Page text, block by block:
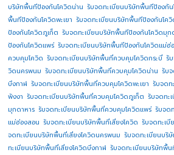
บริษัทพื้นทีป้องกันโควิดน่าน รับจดทะเบียนบริษัทพื้นทีป้องกั
พื้นทีป้องกันโควิดพะเยา รับจดทะเบียนบริษัทพื้นทีป้องกันโค
ป้องกันโควิดภูเก็ต รับจดทะเบียนบริษัทพื้นทีป้องกันโควิดมุก
ป้องกันโควิดแพร่ รับจดทะเบียนบริษัทพื้นทีป้องกันโควิดแม่ฮ่
ควบคุมโควิด รับจดทะเบียนบริษัทพื้นที่ควบคุมโควิดกระบี่ รั
วิดนครพนม รับจดทะเบียนบริษัทพื้นที่ควบคุมโควิดน่าน รับ
บึงกาฬ รับจดทะเบียนบริษัทพื้นที่ควบคุมโควิดพะเยา รับจด
พังงา รับจดทะเบียนบริษัทพื้นที่ควบคุมโควิดภูเก็ต รับจดทะ
มุกดาหาร รับจดทะเบียนบริษัทพื้นที่ควบคุมโควิดแพร่ รับจด
แม่ฮ่องสอน รับจดทะเบียนบริษัทพื้นที่เสี่ยงโควิด รับจดทะเ
จดทะเบียนบริษัทพื้นที่เสี่ยงโควิดนครพนม รับจดทะเบียนบริ
ทะเบียนบริษัทพื้นที่เสี่ยงโควิดบึงกาฬ รับจดทะเบียนบริษัทพื้น